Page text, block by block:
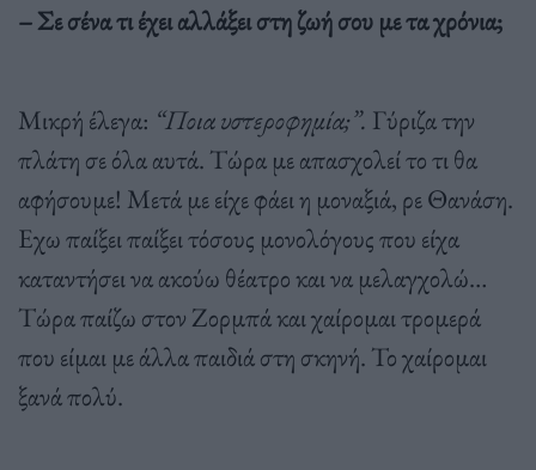
– Σε σένα τι έχει αλλάξει στη ζωή σου µε τα χρόνια;
Μικρή έλεγα: “Ποια υστεροφηµία;”. Γύριζα την
πλάτη σε όλα αυτά. Τώρα µε απασχολεί το τι θα
αφήσουµε! Μετά µε είχε φάει η µοναξιά, ρε Θανάση.
Εχω παίξει παίξει τόσους µονολόγους που είχα
καταντήσει να ακούω θέατρο και να µελαγχολώ…
Τώρα παίζω στον Ζορµπά και χαίροµαι τροµερά
που είµαι µε άλλα παιδιά στη σκηνή. Το χαίροµαι
ξανά πολύ.